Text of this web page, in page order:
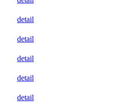
detail
detail
detail
detail
detail